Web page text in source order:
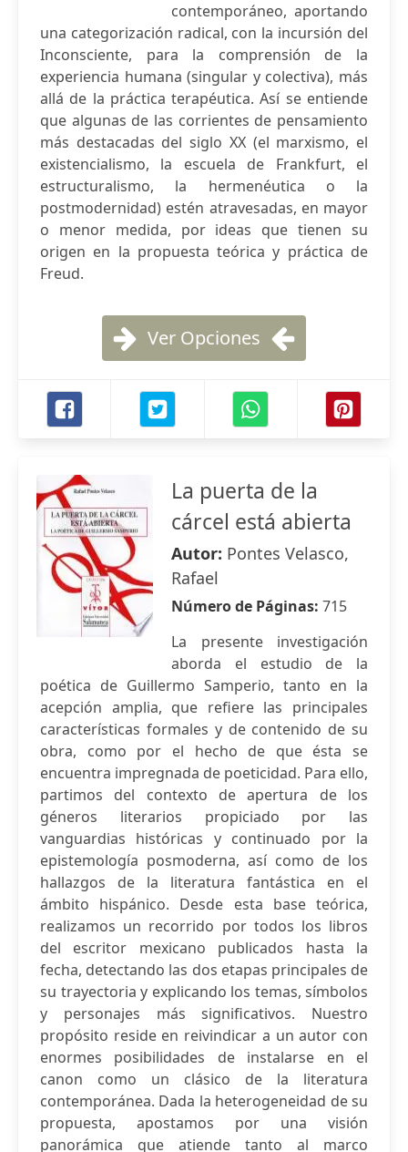
contemporáneo, aportando
una categorización radical, con la incursión del
Inconsciente, para la comprensión de la
experiencia humana (singular y colectiva), más
allá de la práctica terapéutica. Así se entiende
que algunas de las corrientes de pensamiento
más destacadas del siglo XX (el marxismo, el
existencialismo, la escuela de Frankfurt, el
estructuralismo, la hermenéutica o la
postmodernidad) estén atravesadas, en mayor
o menor medida, por ideas que tienen su
origen en la propuesta teórica y práctica de
Freud.
Ver Opciones
La puerta de la
cárcel está abierta
Autor: Pontes Velasco,
Rafael
Número de Páginas: 715
La presente investigación
aborda el estudio de la
poética de Guillermo Samperio, tanto en la
acepción amplia, que refiere las principales
características formales y de contenido de su
obra, como por el hecho de que ésta se
encuentra impregnada de poeticidad. Para ello,
partimos del contexto de apertura de los
géneros literarios propiciado por las
vanguardias históricas y continuado por la
epistemología posmoderna, así como de los
hallazgos de la literatura fantástica en el
ámbito hispánico. Desde esta base teórica,
realizamos un recorrido por todos los libros
del escritor mexicano publicados hasta la
fecha, detectando las dos etapas principales de
su trayectoria y explicando los temas, símbolos
y personajes más significativos. Nuestro
propósito reside en reivindicar a un autor con
enormes posibilidades de instalarse en el
canon como un clásico de la literatura
contemporánea. Dada la heterogeneidad de su
propuesta, apostamos por una visión
panorámica que atiende tanto al marco